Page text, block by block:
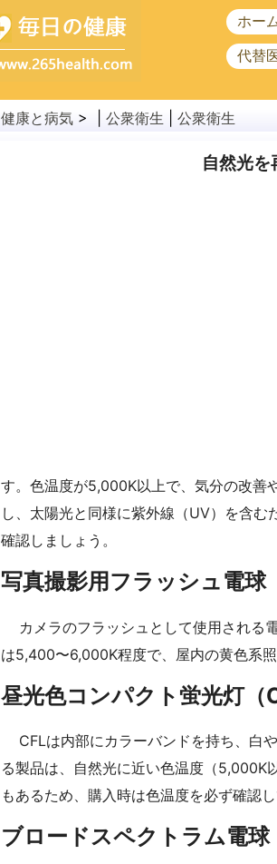
ホー
代替
健康と病気 > | 公衆衛生 公衆衛生
自然光を
す。色温度が5,000K以上で、気分の改善
し、太陽光と同様に紫外線（UV）を含
確認しましょう。
写真撮影用フラッシュ電球
カメラのフラッシュとして使用される
は5,400〜6,000K程度で、屋内の黄色系
昼光色コンパクト蛍光灯（
CFLは内部にカラーバンドを持ち、白
る製品は、自然光に近い色温度（5,000K
もあるため、購入時は色温度を必ず確認し
ブロードスペクトラム電球